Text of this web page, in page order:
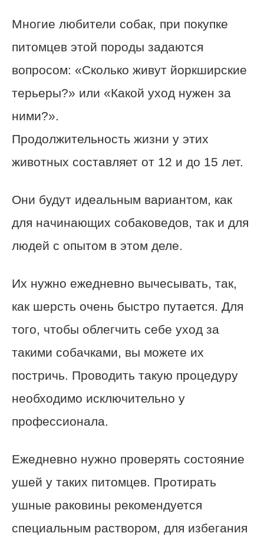
Многие любители собак, при покупке
питомцев этой породы задаются
вопросом: «Сколько живут йоркширские
терьеры?» или «Какой уход нужен за
ними?».
Продолжительность жизни у этих
животных составляет от 12 и до 15 лет.
Они будут идеальным вариантом, как
для начинающих собаковедов, так и для
людей с опытом в этом деле.
Их нужно ежедневно вычесывать, так,
как шерсть очень быстро путается. Для
того, чтобы облегчить себе уход за
такими собачками, вы можете их
постричь. Проводить такую процедуру
необходимо исключительно у
профессионала.
Ежедневно нужно проверять состояние
ушей у таких питомцев. Протирать
ушные раковины рекомендуется
специальным раствором, для избегания